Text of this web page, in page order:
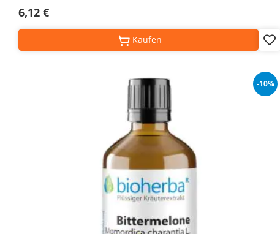
6,12 €
Kaufen
Add
List
-10%